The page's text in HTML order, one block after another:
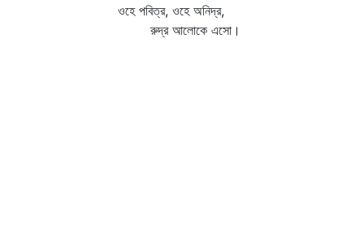
ওহে পবিত্র, ওহে অনিদ্র,
রুদ্র আলোকে এসো।